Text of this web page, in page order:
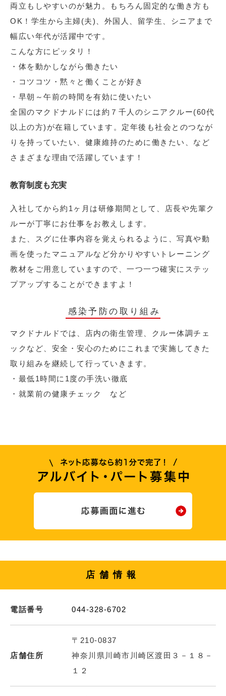
両立もしやすいのが魅力。もちろん固定的な働き方も
OK！学生から主婦(夫)、外国人、留学生、シニアまで
幅広い年代が活躍中です。
こんな方にピッタリ！
・体を動かしながら働きたい
・コツコツ・黙々と働くことが好き
・早朝～午前の時間を有効に使いたい
全国のマクドナルドには約７千人のシニアクルー(60代
以上の方)が在籍しています。定年後も社会とのつなが
りを持っていたい、健康維持のために働きたい、など
さまざまな理由で活躍しています！
教育制度も充実
入社してから約1ヶ月は研修期間として、店長や先輩ク
ルーが丁寧にお仕事をお教えします。
また、スグに仕事内容を覚えられるように、写真や動
画を使ったマニュアルなど分かりやすいトレーニング
教材をご用意していますので、一つ一つ確実にステッ
プアップすることができますよ！
感染予防の取り組み
マクドナルドでは、店内の衛生管理、クルー体調チェ
ックなど、安全・安心のためにこれまで実施してきた
取り組みを継続して行っていきます。
・最低1時間に1度の手洗い徹底
・就業前の健康チェック など
店舗情報
電話番号 044-328-6702
店舗住所
〒210-0837
神奈川県川崎市川崎区渡田３－１８－
１２